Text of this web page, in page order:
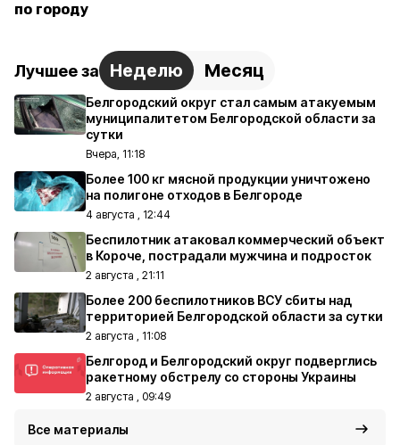
по городу
Лучшее за Неделю Месяц
Белгородский округ стал самым атакуемым
муниципалитетом Белгородской области за
сутки
Вчера, 11:18
Более 100 кг мясной продукции уничтожено
на полигоне отходов в Белгороде
4 августа , 12:44
Беспилотник атаковал коммерческий объект
в Короче, пострадали мужчина и подросток
2 августа , 21:11
Более 200 беспилотников ВСУ сбиты над
территорией Белгородской области за сутки
2 августа , 11:08
Белгород и Белгородский округ подверглись
ракетному обстрелу со стороны Украины
2 августа , 09:49
Все материалы